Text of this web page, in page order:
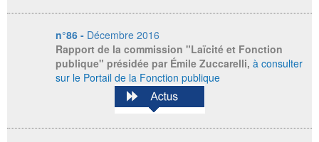
n°86 - Décembre 2016
Rapport de la commission "Laïcité et Fonction
publique" présidée par Émile Zuccarelli, à consulter
sur le Portail de la Fonction publique